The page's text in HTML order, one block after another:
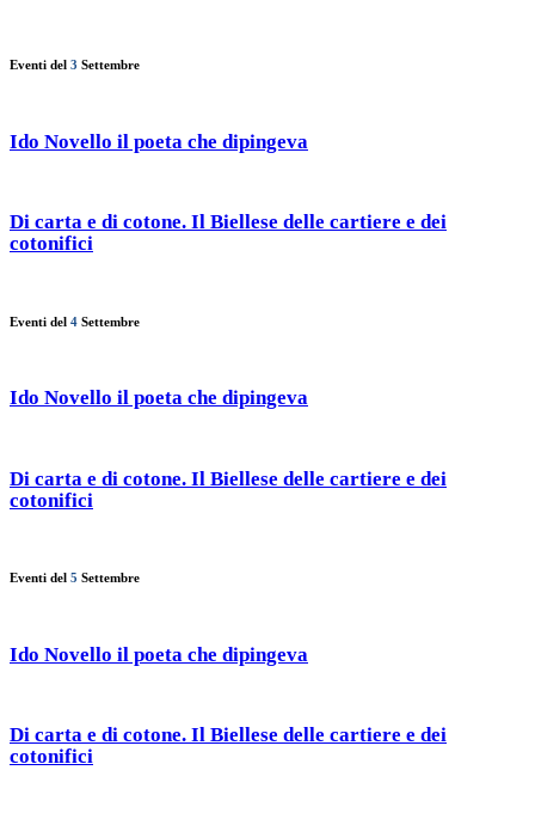
Eventi del 3 Settembre
Ido Novello il poeta che dipingeva
Di carta e di cotone. Il Biellese delle cartiere e dei
cotonifici
Eventi del 4 Settembre
Ido Novello il poeta che dipingeva
Di carta e di cotone. Il Biellese delle cartiere e dei
cotonifici
Eventi del 5 Settembre
Ido Novello il poeta che dipingeva
Di carta e di cotone. Il Biellese delle cartiere e dei
cotonifici